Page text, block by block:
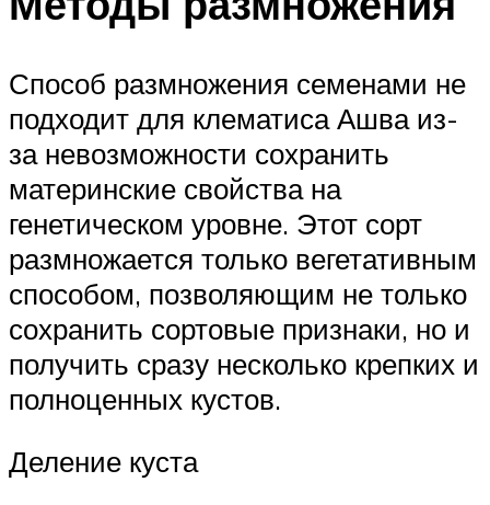
Способ размножения семенами не
подходит для клематиса Ашва из-
за невозможности сохранить
материнские свойства на
генетическом уровне. Этот сорт
размножается только вегетативным
способом, позволяющим не только
сохранить сортовые признаки, но и
получить сразу несколько крепких и
полноценных кустов.
Деление куста